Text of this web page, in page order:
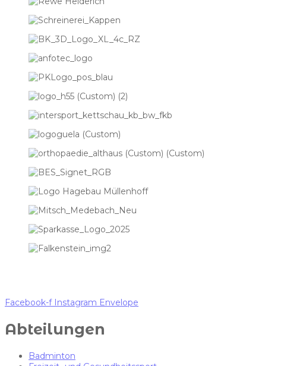
Facebook-f Instagram Envelope
Abteilungen
Badminton